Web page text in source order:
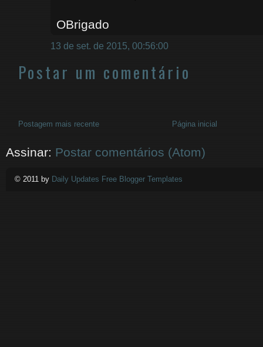
OBrigado
13 de set. de 2015, 00:56:00
Postar um comentário
Postagem mais recente Página inicial
Assinar: Postar comentários (Atom)
© 2011 by Daily Updates Free Blogger Templates